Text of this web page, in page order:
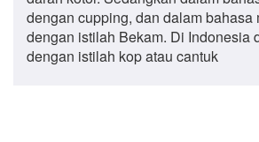
dengan cupping, dan dalam bahasa
dengan istilah Bekam. Di Indonesia
dengan istilah kop atau cantuk